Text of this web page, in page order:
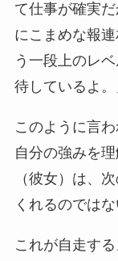
て仕事が確実
にこまめな報
う一段上のレ
待しているよ。
このように言
自分の強みを
（彼女）は、
くれるのでは
これが自走す